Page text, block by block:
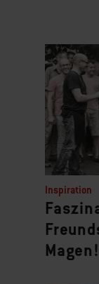
Inspiration
Magen!